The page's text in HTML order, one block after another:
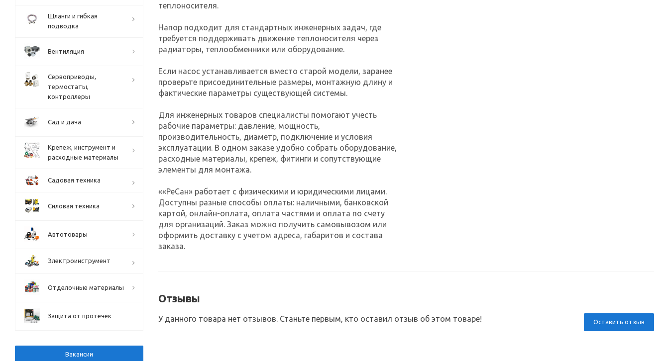
теплоносителя.
Напор подходит для стандартных инженерных задач, где
требуется поддерживать движение теплоносителя через
радиаторы, теплообменники или оборудование.
Если насос устанавливается вместо старой модели, заранее
проверьте присоединительные размеры, монтажную длину и
фактические параметры существующей системы.
Для инженерных товаров специалисты помогают учесть
рабочие параметры: давление, мощность,
производительность, диаметр, подключение и условия
эксплуатации. В одном заказе удобно собрать оборудование,
расходные материалы, крепеж, фитинги и сопутствующие
элементы для монтажа.
««РеСан» работает с физическими и юридическими лицами.
Доступны разные способы оплаты: наличными, банковской
картой, онлайн-оплата, оплата частями и оплата по счету
для организаций. Заказ можно получить самовывозом или
оформить доставку с учетом адреса, габаритов и состава
заказа.
Отзывы
Оставить отзыв
У данного товара нет отзывов. Станьте первым, кто оставил отзыв об этом товаре!
Шланги и гибкая
подводка
Вентиляция
Сервоприводы,
термостаты,
контроллеры
Сад и дача
Крепеж, инструмент и
расходные материалы
Садовая техника
Силовая техника
Автотовары
Электроинструмент
Отделочные материалы
Защита от протечек
Вакансии